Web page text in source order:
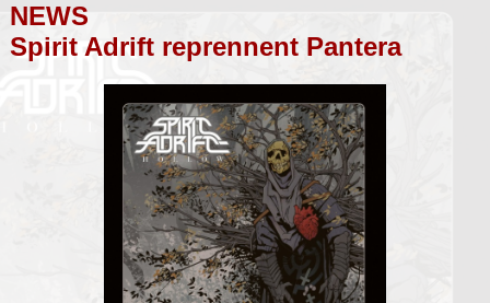
NEWS
Spirit Adrift reprennent Pantera